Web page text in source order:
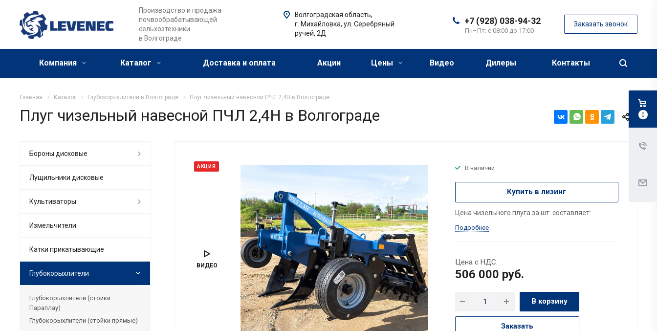
Производство и продажа
почвообрабатывающей
сельхозтехники
в Волгограде
+7 (928) 038-94-32
Пн–Пт: с 08:00 до 17:00
Заказать звонок
Волгоградская область,
г. Михайловка, ул. Серебряный
ручей, 2Д
Компания Каталог Доставка и оплата Акции Цены Видео Дилеры Контакты
Главная Каталог Глубокорыхлители в Волгограде Плуг чизельный навесной ПЧЛ 2,4Н в Волгограде
Плуг чизельный навесной ПЧЛ 2,4Н в Волгограде
АКЦИЯ
ВИДЕО
В наличии
Купить в лизинг
Цена чизельного плуга за шт. составляет:
Подробнее
Цена с НДС:
506 000 руб.
В корзину
Заказать
Бороны дисковые
Лущильники дисковые
Культиваторы
Измельчители
Катки прикатывающие
Глубокорыхлители
Глубокорыхлители (стойки
Параплау)
Глубокорыхлители (стойки прямые)
0